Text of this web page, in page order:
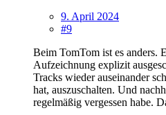
9. April 2024
#9
Beim TomTom ist es anders.
Aufzeichnung explizit
Tracks wieder auseinander
hat, auszuschalten. Und
regelmäßig vergessen habe.